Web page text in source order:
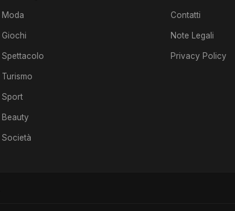
Moda
Giochi
Spettacolo
Turismo
Sport
Beauty
Società
Contatti
Note Legali
Privacy Policy